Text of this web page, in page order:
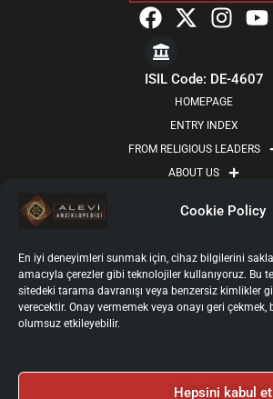
Cookie Policy
En iyi deneyimleri sunmak için, cihaz bilgilerini
amacıyla çerezler gibi teknolojiler kullanıyoruz. Bu
sitedeki tarama davranışı veya benzersiz kimlikler
verecektir. Onay vermemek veya onayı geri
olumsuz etkileyebilir.
Hepsini kabul et
F
a
c
e
o
X
w
i
t
t
e
I
n
t
a
g
r
a
Y
t
e
ISIL Code: DE-4607
HOMEPAGE
ENTRY INDEX
FROM RELIGIOUS LEADERS
ABOUT US
ENTRY PORTAL
CONTACT
Imprint
Privacy Policy
Terms and